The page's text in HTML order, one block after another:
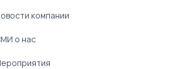
компании
о нас